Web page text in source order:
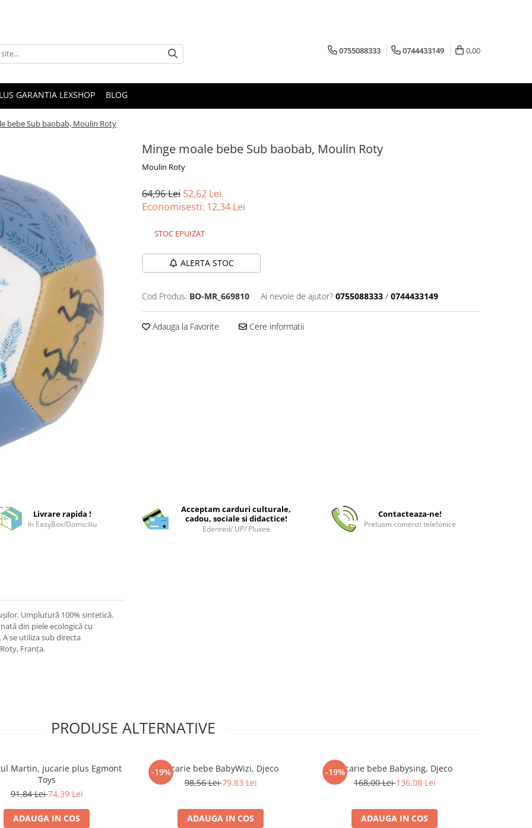
0755088333 0744433149 0,00
GARANTIA LEXSHOP BLOG
bebe Sub baobab, Moulin Roty
Minge moale bebe Sub baobab, Moulin Roty
Moulin Roty
64,96 Lei 52,62 Lei
Economisesti: 12,34 Lei
STOC EPUIZAT
ALERTA STOC
Cod Produs: BO-MR_669810 Ai nevoie de ajutor? 0755088333 / 0744433149
Adauga la Favorite Cere informatii
Livrare rapida !
In EasyBox/Domiciliu
Acceptam carduri culturale,
cadou, sociale si didactice!
Edenred/ UP/ Pluxee
Contacteaza-ne!
Preluam comenzi telefonice
Umplutură 100% sintetică.
din piele ecologică cu
se utiliza sub directa
Franța.
PRODUSE ALTERNATIVE
Martin, jucarie plus Egmont
Toys
91,84 Lei74,39 Lei
ADAUGA IN COS
-19%Jucarie bebe BabyWizi, Djeco
98,56 Lei79,83 Lei
ADAUGA IN COS
-19%Jucarie bebe Babysing, Djeco
168,00 Lei136,08 Lei
ADAUGA IN COS